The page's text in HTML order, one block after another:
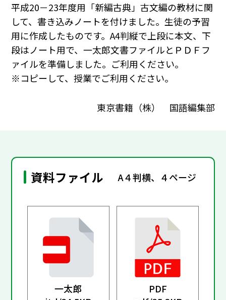
平成20－23年度用「新編古典」古文編の教材に関
して、書き込みノートを付けました。生徒の予習
用に作成したものです。A4判縦で上段に本文、下
段はノート用で、一太郎文書ファイルとＰＤＦフ
ァイルを準備しました。ご利用ください。
※コピーして、授業でご利用ください。
東京書籍（株） 国語編集部
資料ファイル A４判横、４ページ
一太郎
PDF